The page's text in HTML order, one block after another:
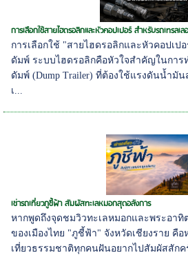
การเลือกใช้สายไฮดรอลิกและหัวคอปเปอร์ สำหรับรถเทรลเ
การเลือกใช้ "สายไฮดรอลิกและหัวคอปเป
ดัมพ์ ระบบไฮดรอลิกคือหัวใจสำคัญในการ
ดัมพ์ (Dump Trailer) ที่ต้องใช้แรงดันน้ำมัน
เ...
เช่ารถเที่ยวภูชี้ฟ้า สัมผัสทะเลหมอกสุดอลังการ
หากพูดถึงจุดชมวิวทะเลหมอกและพระอา
ของเมืองไทย "ภูชี้ฟ้า" จังหวัดเชียงราย คื
เที่ยวธรรมชาติทุกคนฝันอยากไปสัมผัสสักค